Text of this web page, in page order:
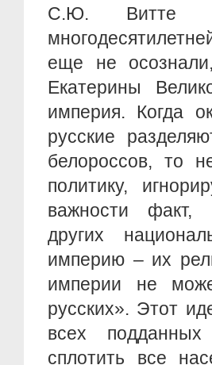
С.Ю. Витте
еще не
Екатерины
империя. Когда
русские
белороссов, то
политику,
важности факт,
других
империю – их
империи не
русских». Этот
всех
сплотить все